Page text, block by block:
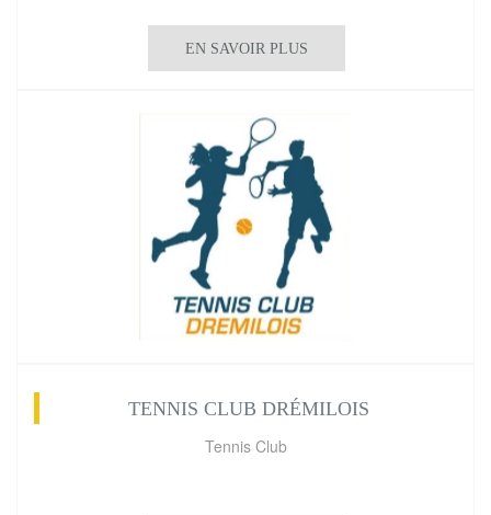
EN SAVOIR PLUS
TENNIS CLUB DRÉMILOIS
Tennis Club